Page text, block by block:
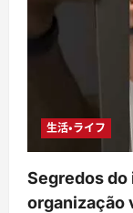
生活・ライフ
Segredos do
organização